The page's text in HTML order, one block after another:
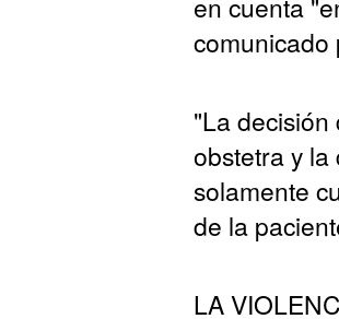
comunicado
"La
obstetra y
solamente
de la
LA